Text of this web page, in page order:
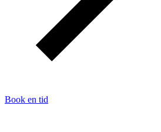
Book en tid